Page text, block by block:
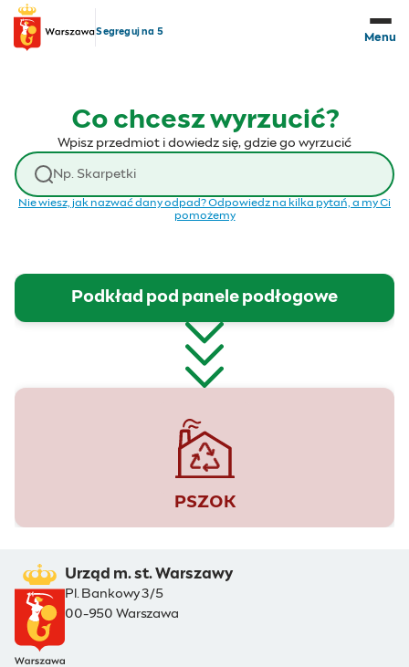
Przejdź do treści
Segreguj na 5
Menu
Co chcesz wyrzucić?
Wpisz przedmiot i dowiedz się, gdzie go wyrzucić
Wyszukaj odpad
Nie wiesz, jak nazwać dany odpad? Odpowiedz na kilka pytań, a my Ci
pomożemy
Podkład pod panele podłogowe
PSZOK
Urząd m. st. Warszawy
Pl. Bankowy 3/5
00-950 Warszawa